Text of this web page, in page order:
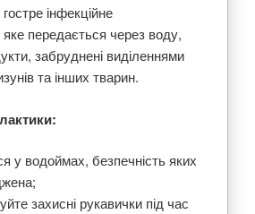
інфекційне
передається через воду,
забруднені виділеннями
та інших тварин.
у водоймах, безпечність яких
захисні рукавички під час